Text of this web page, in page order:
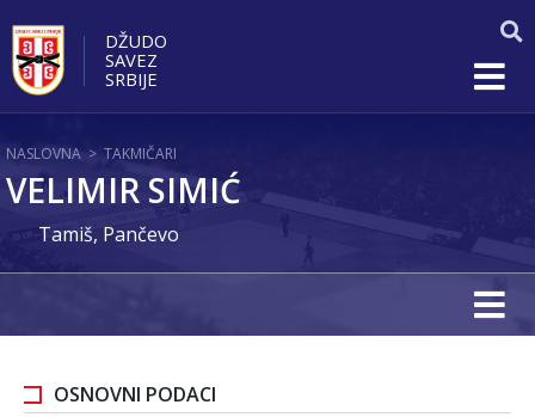
DŽUDO
SAVEZ
SRBIJE
NASLOVNA > TAKMIČARI
VELIMIR SIMIĆ
Tamiš, Pančevo
OSNOVNI PODACI